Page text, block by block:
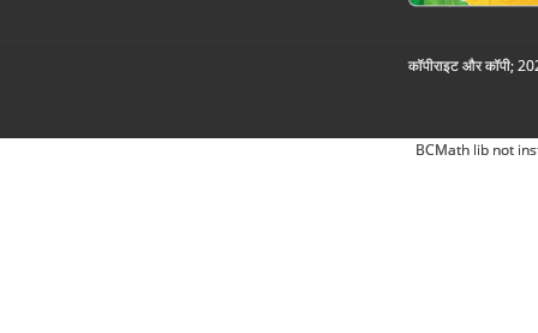
कॉपीराइट और कॉपी;
BCMath lib not